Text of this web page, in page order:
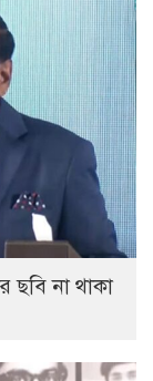
ছবি না থাকা